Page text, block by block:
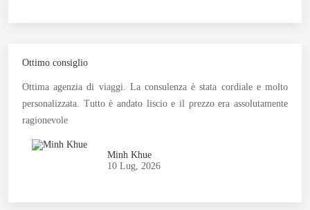
Ottimo consiglio
Ottima agenzia di viaggi. La consulenza è stata cordiale e molto
personalizzata. Tutto è andato liscio e il prezzo era assolutamente
ragionevole
Minh Khue
10 Lug, 2026